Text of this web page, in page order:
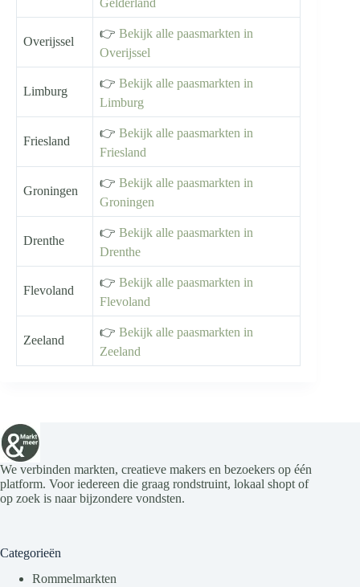
Overijssel
👉 Bekijk alle paasmarkten in
Overijssel
Limburg
👉 Bekijk alle paasmarkten in
Limburg
Friesland
👉 Bekijk alle paasmarkten in
Friesland
Groningen
👉 Bekijk alle paasmarkten in
Groningen
Drenthe
👉 Bekijk alle paasmarkten in
Drenthe
Flevoland
👉 Bekijk alle paasmarkten in
Flevoland
Zeeland
👉 Bekijk alle paasmarkten in
Zeeland
We verbinden markten, creatieve makers en bezoekers op één
platform. Voor iedereen die graag rondstruint, lokaal shopt of
op zoek is naar bijzondere vondsten.
Categorieën
Rommelmarkten